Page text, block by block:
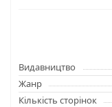
Видавництво
Жанр
Кількість сторінок